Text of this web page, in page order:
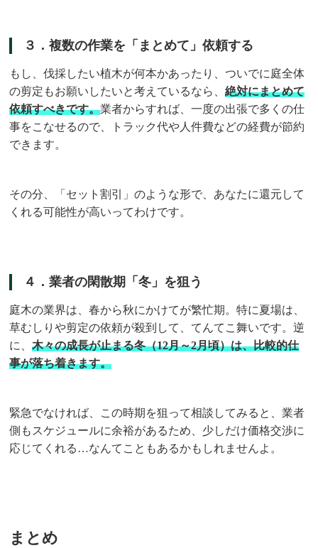
３．複数の作業を「まとめて」依頼する
もし、伐採したい植木が何本かあったり、ついでに庭全体
の剪定もお願いしたいと考えているなら、絶対にまとめて
依頼すべきです。業者からすれば、一度の出張で多くの仕
事をこなせるので、トラック代や人件費などの経費が節約
できます。
その分、「セット割引」のような形で、あなたに還元して
くれる可能性が高いってわけです。
４．業者の閑散期「冬」を狙う
庭木の業界は、春から秋にかけてが繁忙期。特に夏場は、
草むしりや剪定の依頼が殺到して、てんてこ舞いです。逆
に、木々の成長が止まる冬（12月～2月頃）は、比較的仕
事が落ち着きます。
緊急でなければ、この時期を狙って相談してみると、業者
側もスケジュールに余裕があるため、少しだけ価格交渉に
応じてくれる…なんてこともあるかもしれませんよ。
まとめ